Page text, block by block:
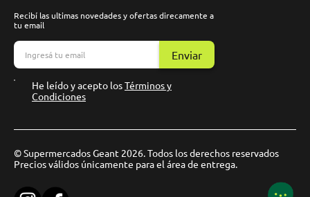
Recibí las ultimas novedades y ofertas direcamente a
tu email
Enviar
He leído y acepto losTérminos y
Condiciones
© Supermercados Geant 2026. Todos los derechos reservados
Precios válidos únicamente para el área de entrega.